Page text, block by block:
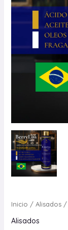
Inicio / Alisados/
Alisados